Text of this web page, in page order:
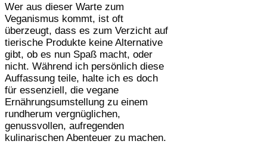
Wer aus dieser Warte zum
Veganismus kommt, ist oft
überzeugt, dass es zum Verzicht auf
tierische Produkte keine Alternative
gibt, ob es nun Spaß macht, oder
nicht. Während ich persönlich diese
Auffassung teile, halte ich es doch
für essenziell, die vegane
Ernährungsumstellung zu einem
rundherum vergnüglichen,
genussvollen, aufregenden
kulinarischen Abenteuer zu machen.